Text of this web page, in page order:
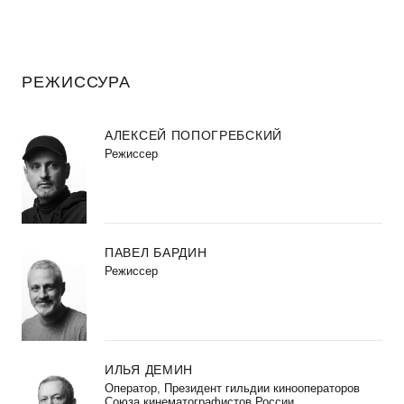
РЕЖИССУРА
АЛЕКСЕЙ ПОПОГРЕБСКИЙ
Режиссер
ПАВЕЛ БАРДИН
Режиссер
ИЛЬЯ ДЕМИН
Оператор, Президент гильдии кинооператоров